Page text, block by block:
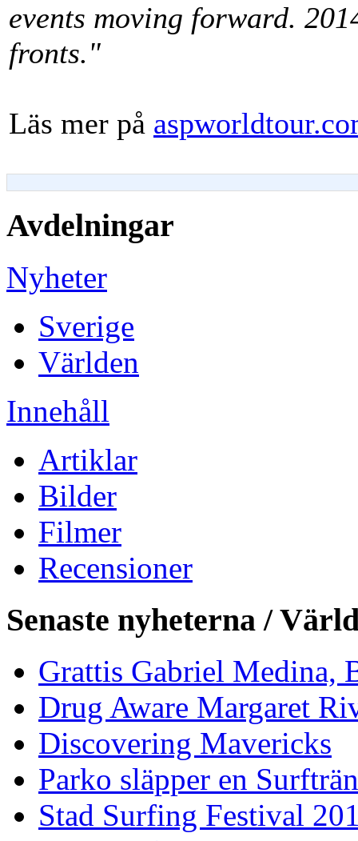
events moving forward.
fronts."
Läs mer på
Avdelningar
Nyheter
Sverige
Världen
Innehåll
Artiklar
Bilder
Filmer
Recensioner
Senaste nyheterna /
Grattis Gabriel Medina,
Drug Aware Margaret
Discovering Mavericks
Parko släpper en
Stad Surfing Festival